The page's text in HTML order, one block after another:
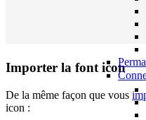
Importer la font icon
De la même façon que vous
icon :